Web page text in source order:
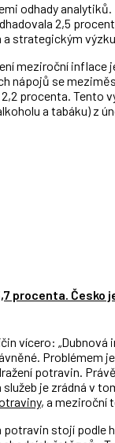
odhady
2,5
a strategickým
meziroční inflace
nápojů se
procenta. Tento
a tabáku) z
procenta. Česko
vícero: „Dubnová
Problémem
potravin.
je zrádná v
, a meziroční
stojí podle